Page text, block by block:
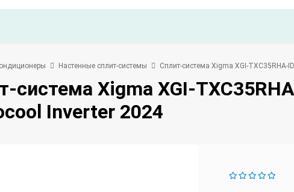
Настенные сплит-системы Сплит-система Xigma XGI-TXC35RHA-
система Xigma XGI-
Inverter 2024